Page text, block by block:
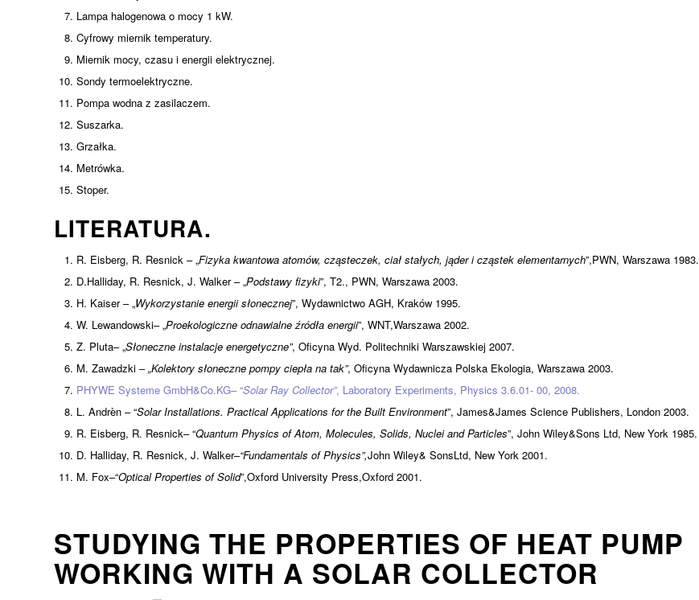
Lampa halogenowa o mocy 1 kW.
Cyfrowy miernik temperatury.
Miernik mocy, czasu i energii elektrycznej.
Sondy termoelektryczne.
Pompa wodna z zasilaczem.
Suszarka.
Grzałka.
Metrówka.
Stoper.
LITERATURA.
R. Eisberg, R. Resnick – „Fizyka kwantowa atomów, cząsteczek, ciał stałych, jąder i cząstek elementarnych”,PWN, Warszawa 1983.
D.Halliday, R. Resnick, J. Walker – „Podstawy fizyki”, T2., PWN, Warszawa 2003.
H. Kaiser – „Wykorzystanie energii słonecznej”, Wydawnictwo AGH, Kraków 1995.
W. Lewandowski– „Proekologiczne odnawialne źródła energii”, WNT,Warszawa 2002.
Z. Pluta– „Słoneczne instalacje energetyczne”, Oficyna Wyd. Politechniki Warszawskiej 2007.
M. Zawadzki –„Kolektory słoneczne pompy ciepła na tak”, Oficyna Wydawnicza Polska Ekologia, Warszawa 2003.
PHYWE Systeme GmbH&Co.KG– “Solar Ray Collector”, Laboratory Experiments, Physics 3.6.01- 00, 2008.
L. Andrèn – “Solar Installations. Practical Applications for the Built Environment”, James&James Science Publishers, London 2003.
R. Eisberg, R. Resnick– “Quantum Physics of Atom, Molecules, Solids, Nuclei and Particles”, John Wiley&Sons Ltd, New York 1985.
D. Halliday, R. Resnick, J. Walker–“Fundamentals of Physics”,John Wiley& SonsLtd, New York 2001.
M. Fox–“Optical Properties of Solid”,Oxford University Press,Oxford 2001.
STUDYING THE PROPERTIES OF HEAT PUMP
WORKING WITH A SOLAR COLLECTOR